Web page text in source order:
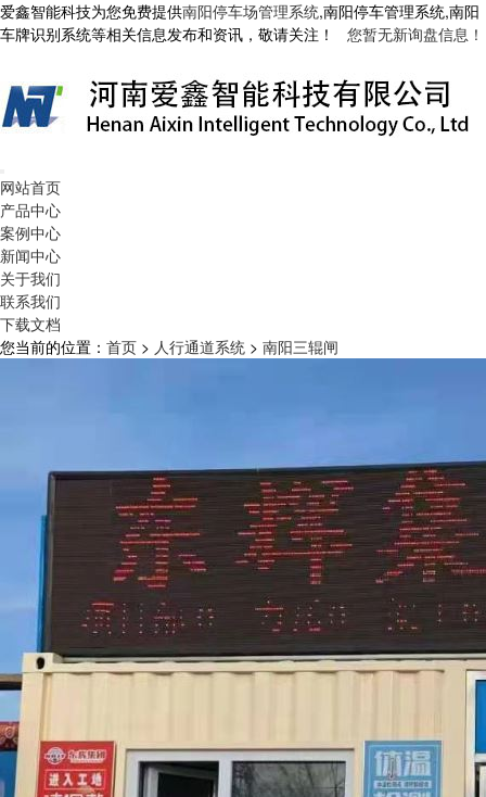
爱鑫智能科技为您免费提供南阳停车场管理系统,南阳停车管理系统,南阳
车牌识别系统等相关信息发布和资讯，敬请关注！ 您暂无新询盘信息！
网站首页
产品中心
案例中心
新闻中心
关于我们
联系我们
下载文档
您当前的位置： 首页 > 人行通道系统 > 南阳三辊闸